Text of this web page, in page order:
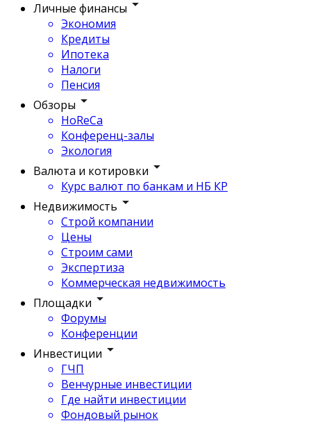
Личные финансы
Экономия
Кредиты
Ипотека
Налоги
Пенсия
Обзоры
HoReCa
Конференц-залы
Экология
Валюта и котировки
Курс валют по банкам и НБ КР
Недвижимость
Строй компании
Цены
Строим сами
Экспертиза
Коммерческая недвижимость
Площадки
Форумы
Конференции
Инвестиции
ГЧП
Венчурные инвестиции
Где найти инвестиции
Фондовый рынок